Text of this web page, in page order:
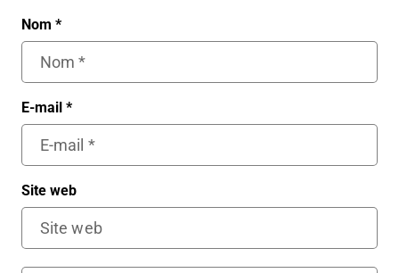
Nom *
E-mail *
Site web